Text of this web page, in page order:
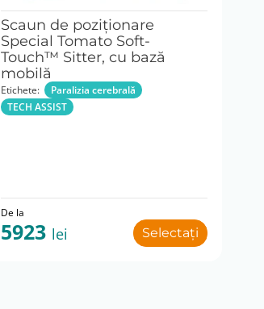
Scaun de poziționare
Special Tomato Soft-
Touch™ Sitter, cu bază
mobilă
Etichete:
Paralizia cerebrală
TECH ASSIST
De la
5923 lei Selectați